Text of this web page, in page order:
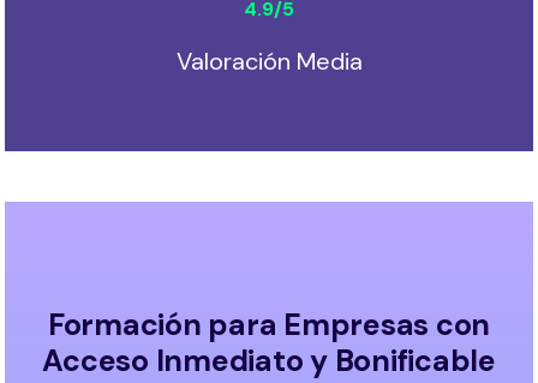
Valoración Media
4.9/5
Formación para Empresas con
Acceso Inmediato y Bonificable